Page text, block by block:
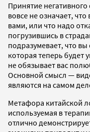
Принятие
вовсе не означает,
вами, или что надо
погрузившись в
подразумевает, что
которая теперь
не обязывает вас
Основной смысл —
являются на самом
Метафора китайской
используемая в
отлично